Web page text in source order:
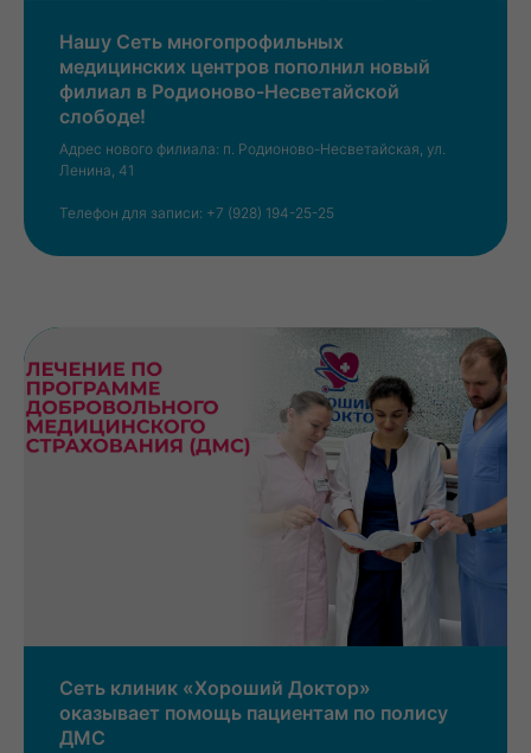
Нашу Сеть многопрофильных
медицинских центров пополнил новый
филиал в Родионово-Несветайской
слободе!
Адрес нового филиала: п. Родионово-Несветайская, ул.
Ленина, 41
Телефон для записи: +7 (928) 194-25-25
Сеть клиник «Хороший Доктор»
оказывает помощь пациентам по полису
ДМС